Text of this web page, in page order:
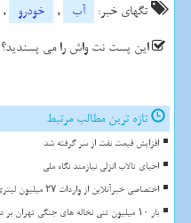
تگهای خبر:
آب , خودرو ,
این پست نت واش را می پسندید؟
تازه ترین مطالب مرتبط
افزایش قیمت نفت از سر گرفته شد
احیای تالاب انزلی نیازمند نگاه ملی
اختصاصی خبرآنلاین از واردات ۲۷ میلیون لیتری تا برگشت ناترازی
بار ۱۰ میلیون تنی نخاله های جنگی تهران بر دوش شهرداری!